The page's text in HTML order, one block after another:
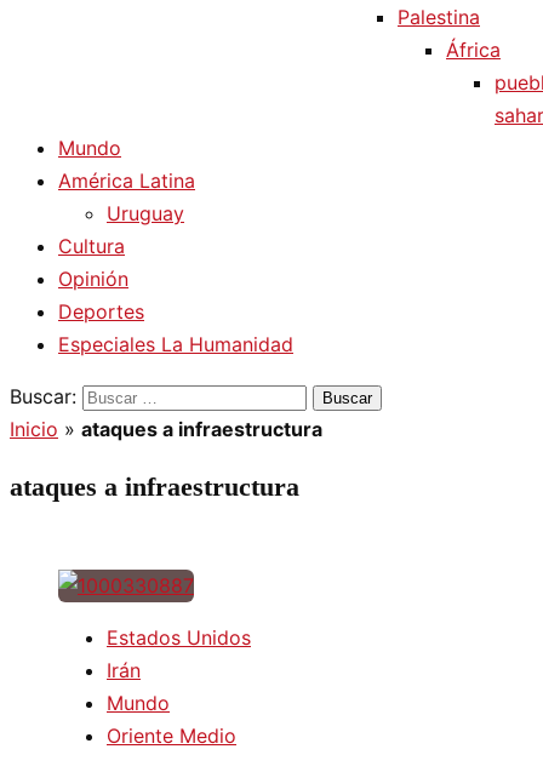
Palestina
África
Mundo
América Latina
Uruguay
Cultura
Opinión
Deportes
Especiales La Humanidad
Buscar:
Inicio » ataques a infraestructura
ataques a infraestructura
Estados Unidos
Irán
Mundo
Oriente Medio